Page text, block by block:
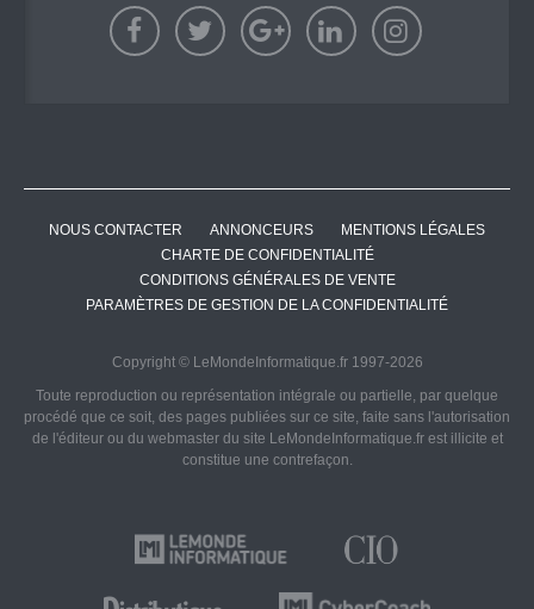
NOUS CONTACTER ANNONCEURS
MENTIONS LÉGALES
CHARTE DE CONFIDENTIALITÉ
CONDITIONS GÉNÉRALES DE VENTE
PARAMÈTRES DE GESTION DE LA CONFIDENTIALITÉ
Copyright © LeMondeInformatique.fr 1997-2026
Toute reproduction ou représentation intégrale ou partielle, par quelque
procédé que ce soit, des pages publiées sur ce site, faite sans l'autorisation
de l'éditeur ou du webmaster du site LeMondeInformatique.fr est illicite et
constitue une contrefaçon.